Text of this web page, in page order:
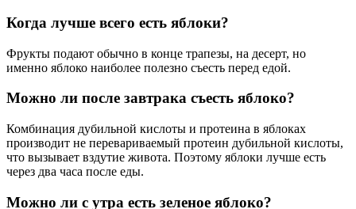
Когда лучше всего есть яблоки?
Фрукты подают обычно в конце трапезы, на десерт, но
именно яблоко наиболее полезно съесть перед едой.
Можно ли после завтрака съесть яблоко?
Комбинация дубильной кислоты и протеина в яблоках
производит не перевариваемый протеин дубильной кислоты,
что вызывает вздутие живота. Поэтому яблоки лучше есть
через два часа после еды.
Можно ли с утра есть зеленое яблоко?